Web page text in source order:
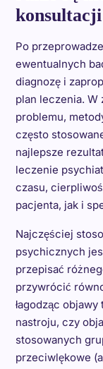
Po
ewentualnych
diagnozę i
plan leczenia. W
problemu,
często
najlepsze
leczenie
czasu,
pacjenta, jak i
Najczęściej
psychicznych
przepisać
przywrócić
łagodząc
nastroju, czy
stosowanych
przeciwlękowe